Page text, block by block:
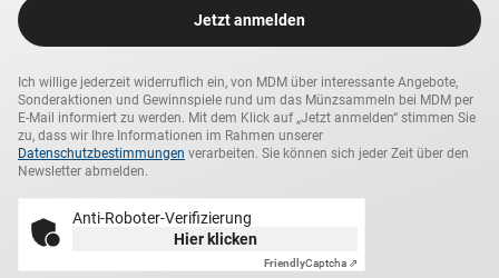
Jetzt anmelden
Ich willige jederzeit widerruflich ein, von MDM über interessante Angebote,
Sonderaktionen und Gewinnspiele rund um das Münzsammeln bei MDM per
E-Mail informiert zu werden. Mit dem Klick auf „Jetzt anmelden“ stimmen Sie
zu, dass wir Ihre Informationen im Rahmen unserer
Datenschutzbestimmungen verarbeiten. Sie können sich jeder Zeit über den
Newsletter abmelden.
Anti-Roboter-Verifizierung
Hier klicken
FriendlyCaptcha ⇗